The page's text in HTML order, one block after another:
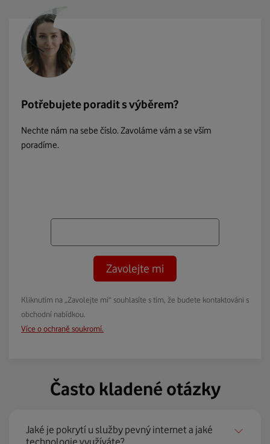
Potřebujete poradit s výběrem?
Nechte nám na sebe číslo. Zavoláme vám a se vším
poradíme.
Zavolejte mi
Kliknutím na „Zavolejte mi“ souhlasíte s tím, že budete kontaktováni s
obchodní nabídkou.
Více o ochraně soukromí.
Často kladené otázky
Jaké je pokrytí u služby pevný internet a jaké
technologie využíváte?